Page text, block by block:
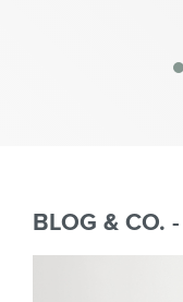
BLOG & CO.